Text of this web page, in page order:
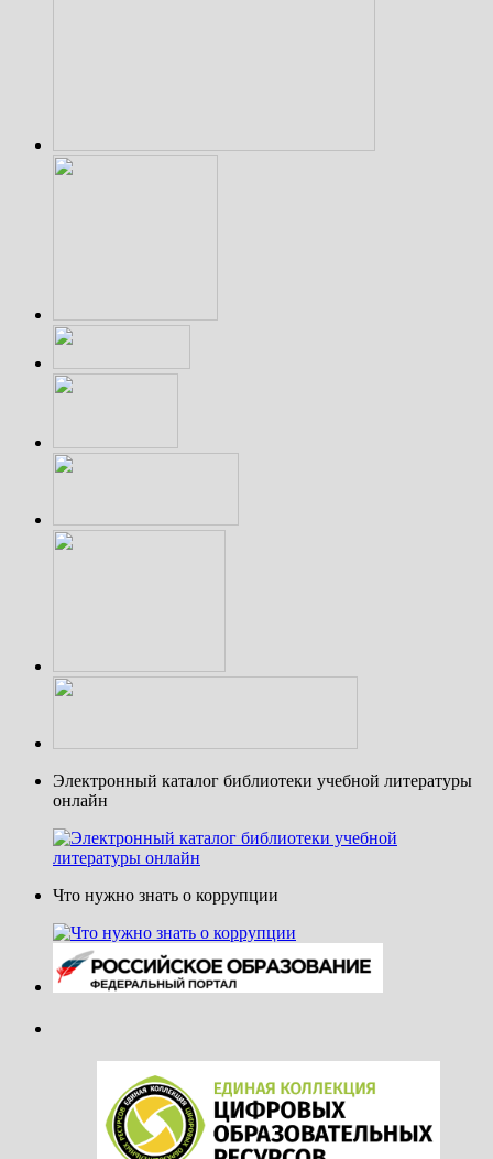
Электронный каталог библиотеки учебной литературы
онлайн
Что нужно знать о коррупции